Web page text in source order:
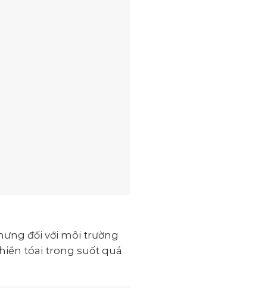
đối với môi trường
tóai trong suốt quá